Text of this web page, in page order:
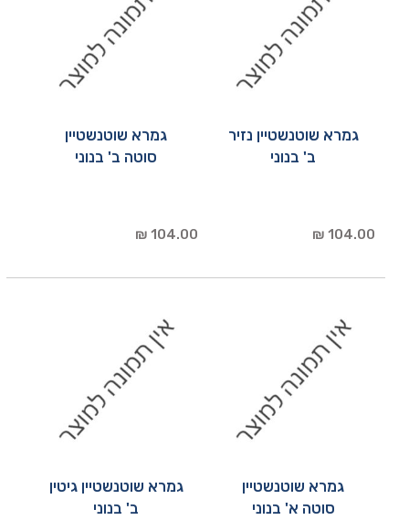
גמרא שוטנשטיין נזיר
ב' בנוני
104.00 ₪
גמרא שוטנשטיין
סוטה ב' בנוני
104.00 ₪
גמרא שוטנשטיין
סוטה א' בנוני
גמרא שוטנשטיין גיטין
ב' בנוני